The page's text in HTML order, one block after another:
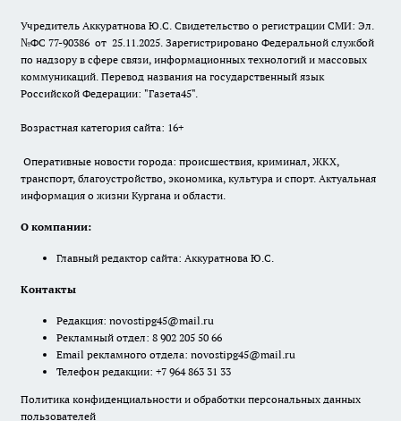
Учредитель Аккуратнова Ю.С. Свидетельство о регистрации СМИ: Эл.
№ФС 77-90386 от 25.11.2025. Зарегистрировано Федеральной службой
по надзору в сфере связи, информационных технологий и массовых
коммуникаций. Перевод названия на государственный язык
Российской Федерации: "Газета45".
Возрастная категория сайта: 16+
Оперативные новости города: происшествия, криминал, ЖКХ,
транспорт, благоустройство, экономика, культура и спорт. Актуальная
информация о жизни Кургана и области.
О компании:
Главный редактор сайта: Аккуратнова Ю.С.
Контакты
Редакция: novostipg45@mail.ru
Рекламный отдел: 8 902 205 50 66
Email рекламного отдела: novostipg45@mail.ru
Телефон редакции: +7 964 863 31 33
Политика конфиденциальности и обработки персональных данных
пользователей